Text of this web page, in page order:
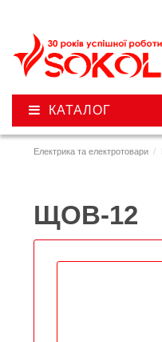
Електрика та електротовари
ЩОВ-12
КАТАЛОГ